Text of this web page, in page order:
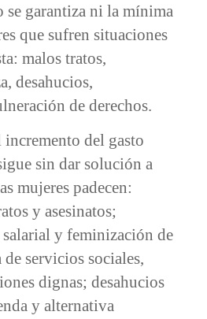
garantiza ni la mínima
que sufren situaciones
malos tratos,
desahucios,
de derechos.
del gasto
sin dar solución a
mujeres padecen:
y asesinatos;
salarial y feminización de
servicios sociales,
dignas; desahucios
y alternativa